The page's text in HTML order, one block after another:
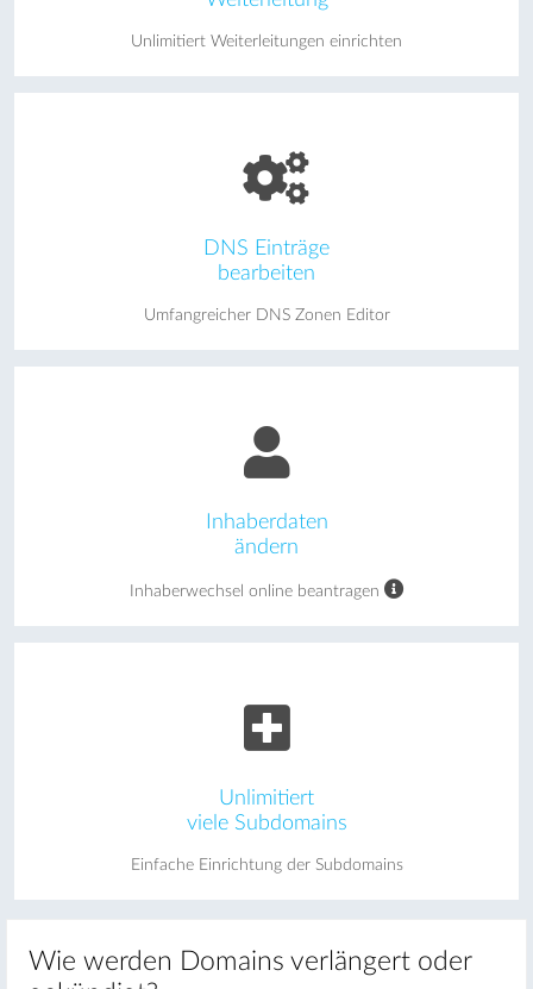
Unlimitiert Weiterleitungen einrichten
DNS Einträge
bearbeiten
Umfangreicher DNS Zonen Editor
Inhaberdaten
ändern
Inhaberwechsel online beantragen
Unlimitiert
viele Subdomains
Einfache Einrichtung der Subdomains
Wie werden Domains verlängert oder